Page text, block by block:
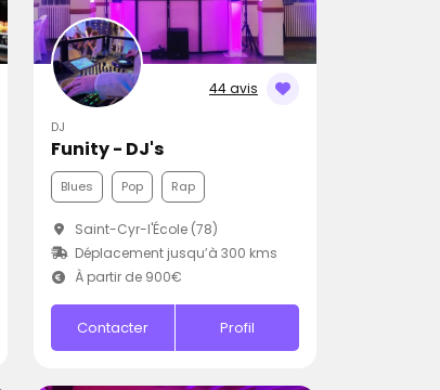
44 avis
DJ
Funity - DJ's
Blues Pop Rap
Saint-Cyr-l'École (78)
Déplacement jusqu’à 300 kms
À partir de 900€
Contacter Profil